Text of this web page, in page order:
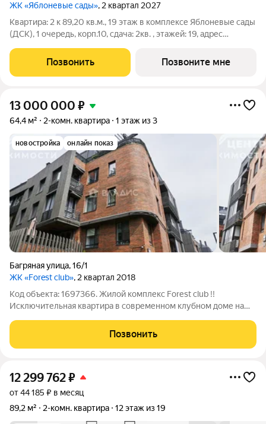
ЖК «Яблоневые сады», 2 квартал 2027
Квартира: 2 к 89,20 кв.м., 19 этаж в комплексе Яблоневые сады
(ДСК), 1 очередь, корп.10, сдача: 2кв. , этажей: 19, адрес
Позвонить Позвоните мне
13 000 000 ₽
64,4 м² 2-комн. квартира 1 этаж из 3
новостройка онлайн показ
Багряная улица,16/1
ЖК «Forest club», 2 квартал 2018
Код объекта: 1697366. Жилой комплекc Forеst club !!
Исключительная квартира в современном клубном доме на
тех, кто ценит комфорт. Эта просторная двухкомнатная
квартира общей площадью 64,4 кв.
Позвонить
12 299 762₽
от 44 185 ₽ в месяц
89,2 м²
2-комн. квартира 12 этаж из 19